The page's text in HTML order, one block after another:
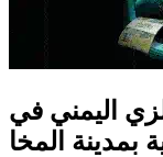
اليمني في
بمدينة المخا